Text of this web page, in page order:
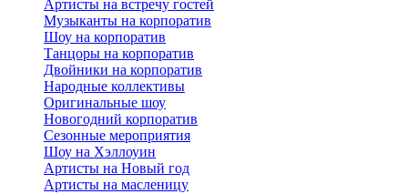
Артисты на встречу гостей
Музыканты на корпоратив
Шоу на корпоратив
Танцоры на корпоратив
Двойники на корпоратив
Народные коллективы
Оригинальные шоу
Новогодний корпоратив
Сезонные мероприятия
Шоу на Хэллоуин
Артисты на Новый год
Артисты на масленицу